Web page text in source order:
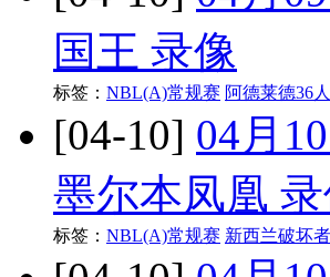
国王 录像
标签： NBL(A)常规赛 阿德莱德36人
[04-10] 04月
墨尔本凤凰
标签： NBL(A)常规赛 新西兰破坏者